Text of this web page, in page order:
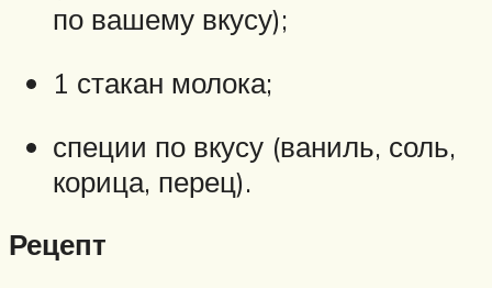
по вашему вкусу);
1 стакан молока;
специи по вкусу (ваниль, соль,
корица, перец).
Рецепт